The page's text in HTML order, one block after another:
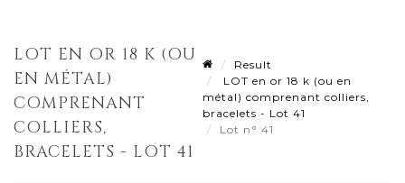
LOT EN OR 18 K (OU
EN MÉTAL)
COMPRENANT
COLLIERS,
BRACELETS - LOT 41
Result
LOT en or 18 k (ou en
métal) comprenant colliers,
bracelets - Lot 41
Lot n° 41